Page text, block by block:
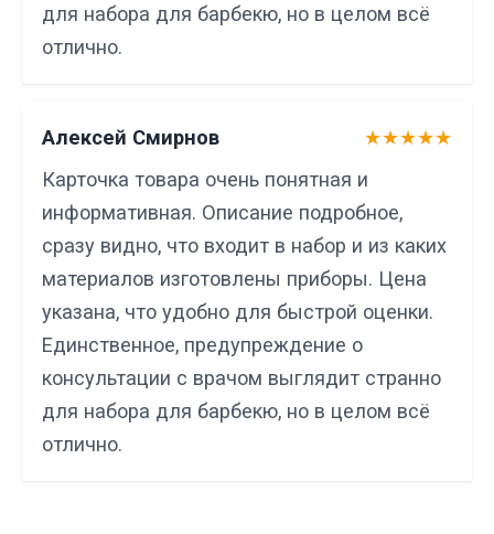
для набора для барбекю, но в целом всё
отлично.
Алексей Смирнов
★★★★★
Карточка товара очень понятная и
информативная. Описание подробное,
сразу видно, что входит в набор и из каких
материалов изготовлены приборы. Цена
указана, что удобно для быстрой оценки.
Единственное, предупреждение о
консультации с врачом выглядит странно
для набора для барбекю, но в целом всё
отлично.